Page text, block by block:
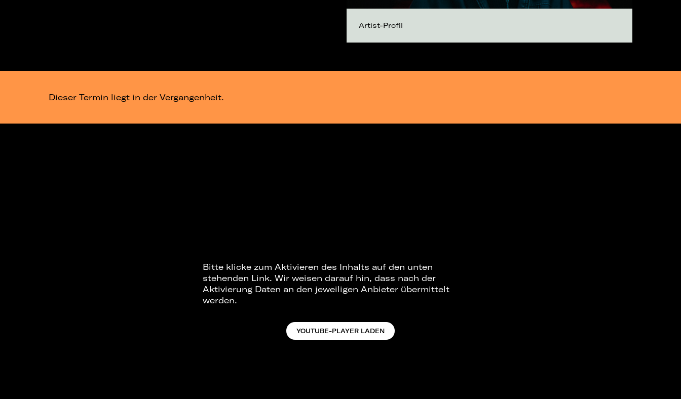
Artist-Profil
Dieser Termin liegt in der Vergangenheit.
Bitte klicke zum Aktivieren des Inhalts auf den unten
stehenden Link. Wir weisen darauf hin, dass nach der
Aktivierung Daten an den jeweiligen Anbieter übermittelt
werden.
YOUTUBE-PLAYER LADEN